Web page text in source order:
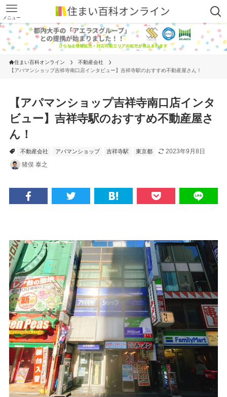
メニュー
住まい百科オンライン
不動産会社
【アパマンショップ吉祥寺南口店インタビュー】吉祥寺駅のおすすめ不動産屋さん！
【アパマンショップ吉祥寺南口店インタ
ビュー】吉祥寺駅のおすすめ不動産屋さ
ん！
不動産会社 アパマンショップ 吉祥寺駅 東京都
2023年9月8日
猪俣 泰之